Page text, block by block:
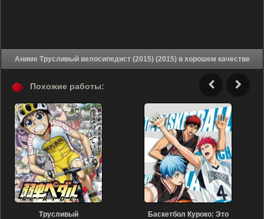
Аниме Трусливый велосипедист (2015) (2015) в хорошем качестве
Похожие работы:
Трусливый
Баскетбол Куроко: Это